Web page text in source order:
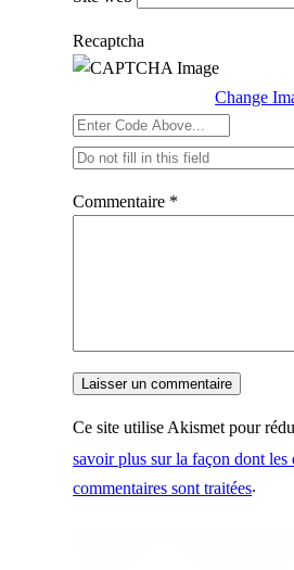
Recaptcha
Change
Commentaire *
Ce site utilise Akismet pour
savoir plus sur la façon dont les
commentaires sont traitées.